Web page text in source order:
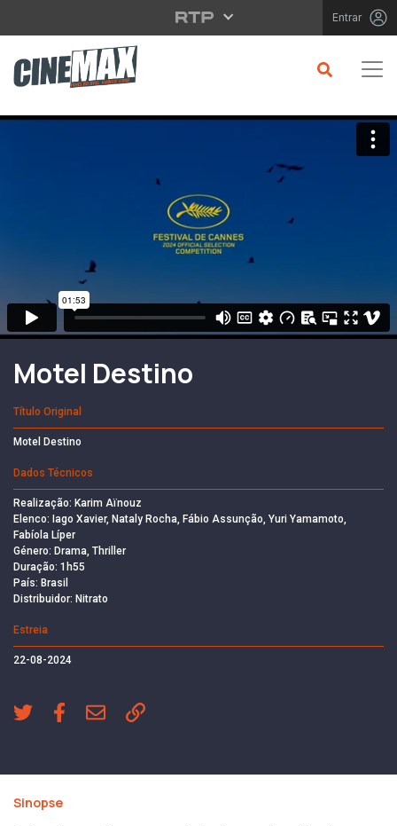
Saltar para o conteúdo principal Entrar
Filme em Cartaz
Motel Destino
Título Original
Motel Destino
Dados Técnicos
Realização: Karim Aïnouz
Elenco: Iago Xavier, Nataly Rocha, Fábio Assunção, Yuri Yamamoto,
Fabíola Líper
Género: Drama, Thriller
Duração: 1h55
País: Brasil
Distribuidor: Nitrato
Estreia
22-08-2024
Sinopse